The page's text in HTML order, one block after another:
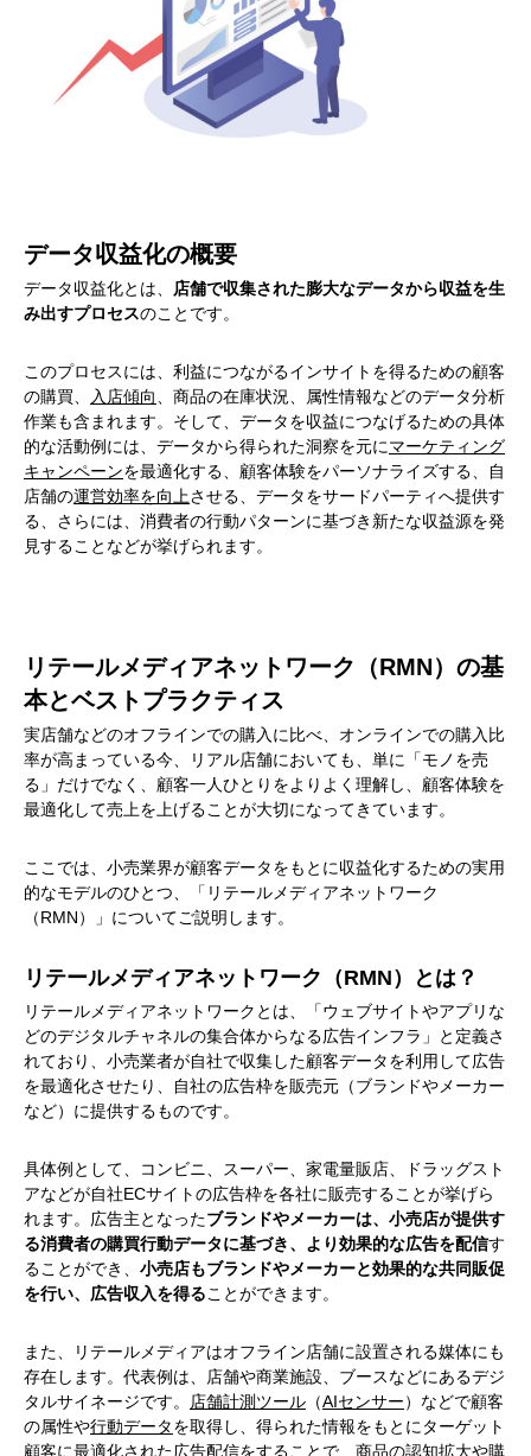
データ収益化の概要
データ収益化とは、
店舗で収集された膨大なデータから収益を生
み出すプロセスのことです。
このプロセスには、利益につながるインサイトを得るための顧客
の購買、
入店傾向
、商品の在庫状況、属性情報などのデータ分析
作業も含まれます。そして、データを収益につなげるための具体
的な活動例には、データから得られた洞察を元にマーケティング
キャンペーンを最適化する、顧客体験をパーソナライズする、自
店舗の運営効率を向上させる、データをサードパーティへ提供す
る、さらには、消費者の行動パターンに基づき新たな収益源を発
見することなどが挙げられます。
リテールメディアネットワーク（RMN）の基
本とベストプラクティス
実店舗などのオフラインでの購入に比べ、オンラインでの購入比
率が高まっている今、リアル店舗においても、単に「モノを売
る」だけでなく、顧客一人ひとりをよりよく理解し、顧客体験を
最適化して売上を上げることが大切になってきています。
ここでは、小売業界が顧客データをもとに収益化するための実用
的なモデルのひとつ、「リテールメディアネットワーク
（RMN）」についてご説明します。
リテールメディアネットワーク（RMN）とは？
リテールメディアネットワークとは、「ウェブサイトやアプリな
どのデジタルチャネルの集合体からなる広告インフラ」と定義さ
れており、小売業者が自社で収集した顧客データを利用して広告
を最適化させたり、自社の広告枠を販売元（ブランドやメーカー
など）に提供するものです。
具体例として、コンビニ、スーパー、家電量販店、ドラッグスト
アなどが自社ECサイトの広告枠を各社に販売することが挙げら
れます。広告主となったブランドやメーカーは、小売店が提供す
る消費者の購買行動データに基づき、より効果的な広告を配信す
ることができ、 小売店もブランドやメーカーと効果的な共同販促
を行い、広告収入を得ることができます。
また、リテールメディアはオフライン店舗に設置される媒体にも
存在します。代表例は、店舗や商業施設、ブースなどにあるデジ
タルサイネージです。
店舗計測ツール （AIセンサー）などで顧客
の属性や行動データを取得し、得られた情報をもとにターゲット
顧客に最適化された広告配信をすることで、商品の認知拡大や購